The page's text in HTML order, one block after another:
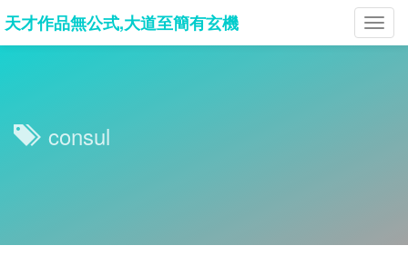
天才作品無公式,大道至簡有玄機
consul